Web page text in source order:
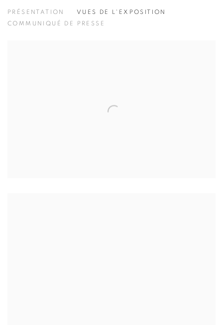
PRÉSENTATION
VUES DE L'EXPOSITION
COMMUNIQUÉ DE PRESSE